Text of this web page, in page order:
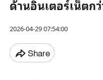
ด้านอินเตอร์เน็ตก
2026-04-29 07:54:00
Share